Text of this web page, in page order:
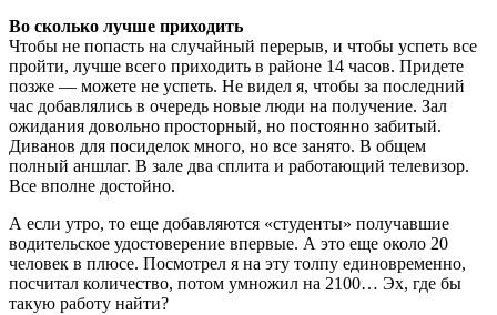
Во сколько лучше приходить
Чтобы не попасть на случайный перерыв, и чтобы успеть все
пройти, лучше всего приходить в районе 14 часов. Придете
позже — можете не успеть. Не видел я, чтобы за последний
час добавлялись в очередь новые люди на получение. Зал
ожидания довольно просторный, но постоянно забитый.
Диванов для посиделок много, но все занято. В общем
полный аншлаг. В зале два сплита и работающий телевизор.
Все вполне достойно.
А если утро, то еще добавляются «студенты» получавшие
водительское удостоверение впервые. А это еще около 20
человек в плюсе. Посмотрел я на эту толпу единовременно,
посчитал количество, потом умножил на 2100… Эх, где бы
такую работу найти?